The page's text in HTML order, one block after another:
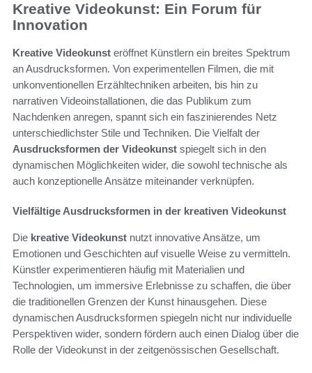
Kreative Videokunst: Ein Forum für
Innovation
Kreative Videokunst eröffnet Künstlern ein breites Spektrum
an Ausdrucksformen. Von experimentellen Filmen, die mit
unkonventionellen Erzähltechniken arbeiten, bis hin zu
narrativen Videoinstallationen, die das Publikum zum
Nachdenken anregen, spannt sich ein faszinierendes Netz
unterschiedlichster Stile und Techniken. Die Vielfalt der
Ausdrucksformen der Videokunst spiegelt sich in den
dynamischen Möglichkeiten wider, die sowohl technische als
auch konzeptionelle Ansätze miteinander verknüpfen.
Vielfältige Ausdrucksformen in der kreativen Videokunst
Die kreative Videokunst nutzt innovative Ansätze, um
Emotionen und Geschichten auf visuelle Weise zu vermitteln.
Künstler experimentieren häufig mit Materialien und
Technologien, um immersive Erlebnisse zu schaffen, die über
die traditionellen Grenzen der Kunst hinausgehen. Diese
dynamischen Ausdrucksformen spiegeln nicht nur individuelle
Perspektiven wider, sondern fördern auch einen Dialog über die
Rolle der Videokunst in der zeitgenössischen Gesellschaft.